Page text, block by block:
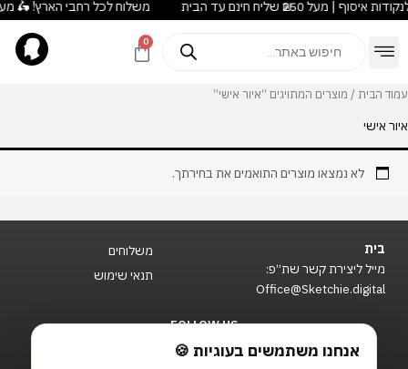
לתוכן
דילוג
משלוח לכל רחבי הארץ! 🛵 מעל ₪180 חינם לנקודות איסוף | מעל ₪250 שליח חינם
search
0
עגלת
עמוד הבית / מוצרים המתויגים “איור אישי”
איור אישי
לא נמצאו מוצרים התואמים את בחירתך.
בית
מייל ליצירת קשר שת״פ:
Office@Sketchie.digital
משלוחים
תנאי שימוש
FOLLOW US
I
F
אנחנו משתמשים בעוגיות 🍪